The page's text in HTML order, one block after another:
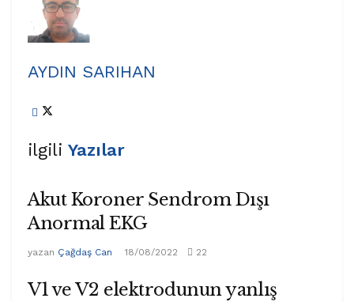
AYDIN SARIHAN
ilgili Yazılar
Akut Koroner Sendrom Dışı
Anormal EKG
yazan Çağdaş Can 18/08/2022 22
V1 ve V2 elektrodunun yanlış